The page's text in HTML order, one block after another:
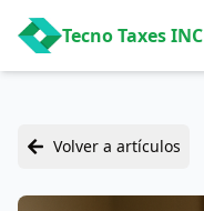
Tecno Taxes INC
Volver a artículos